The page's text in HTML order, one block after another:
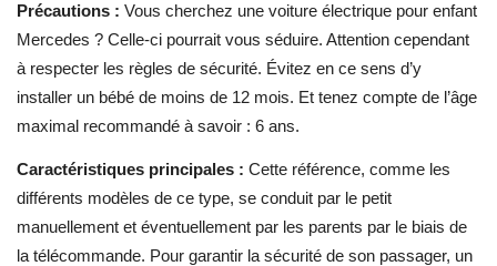
Précautions : Vous cherchez une voiture électrique pour enfant
Mercedes ? Celle-ci pourrait vous séduire. Attention cependant
à respecter les règles de sécurité. Évitez en ce sens d’y
installer un bébé de moins de 12 mois. Et tenez compte de l’âge
maximal recommandé à savoir : 6 ans.
Caractéristiques principales : Cette référence, comme les
différents modèles de ce type, se conduit par le petit
manuellement et éventuellement par les parents par le biais de
la télécommande. Pour garantir la sécurité de son passager, un